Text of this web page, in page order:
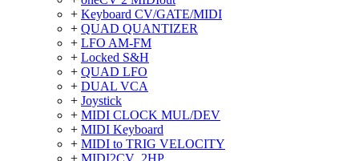
+ Keyboard CV/GATE/MIDI
+ QUAD QUANTIZER
+ LFO AM-FM
+ Locked S&H
+ QUAD LFO
+ DUAL VCA
+ Joystick
+ MIDI CLOCK MUL/DEV
+ MIDI Keyboard
+ MIDI to TRIG VELOCITY
+ MIDI2CV_2HP